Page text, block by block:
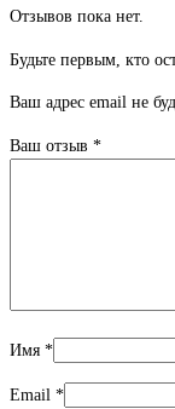
Отзывов пока нет.
Будьте первым, кто
Ваш адрес email не
Ваш отзыв *
Имя *
Email *